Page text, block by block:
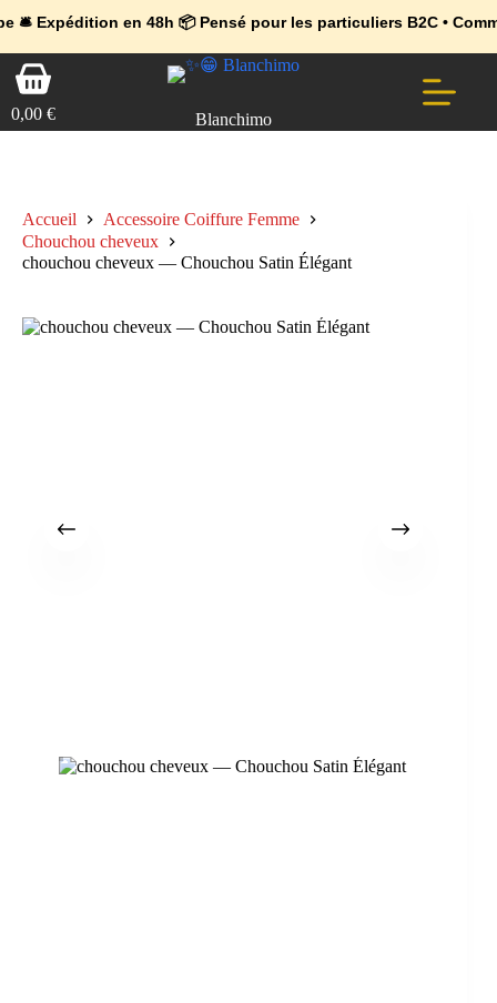
en 48h 📦 Pensé pour les particuliers B2C • Commande
🔥 Déjà adopté par les pros 👉 Passez en Espace Pro B2B 📦
💼 Offres réservées aux professionnels 🚀 Rejoignez l’Espace Pro
PasserPanier
d’achat
0,00 € Blanchimo
Accueil
Accessoire Coiffure Femme
Chouchou cheveux
chouchou cheveux — Chouchou Satin Élégant